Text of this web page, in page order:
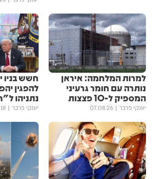
למרות המלחמה: איראן
נותרה עם חומר גרעיני
המספיק ל-10 פצצות
יענקי פרבר 07.08.26
חשש בניו
להפגין
נתניהו
יענקי פרבר